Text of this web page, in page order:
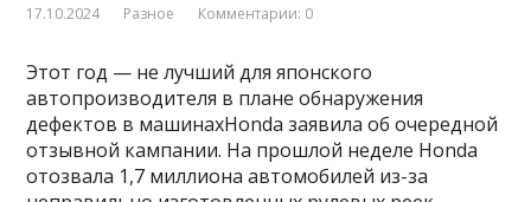
17.10.2024 Разное Комментарии: 0
Этот год — не лучший для японского
автопроизводителя в плане обнаружения
дефектов в машинахHonda заявила об очередной
отзывной кампании. На прошлой неделе Honda
отозвала 1,7 миллиона автомобилей из-за